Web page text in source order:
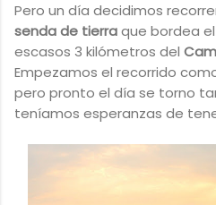
Pero un día decidimos
senda de tierraque bordea
escasos 3 kilómetros del
Empezamos el recorrido
pero pronto el día se torno
teníamos esperanzas de